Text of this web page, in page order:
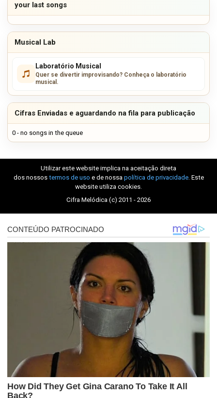
your last songs
Musical Lab
Laboratório Musical
Quer se divertir improvisando? Conheça o laboratório
musical.
Cifras Enviadas e aguardando na fila para publicação
0 - no songs in the queue
Utilizar este website implica na aceitação direta
dos nossos termos de uso e de nossa política de privacidade. Este
website utiliza cookies.
Cifra Melódica (c) 2011 - 2026